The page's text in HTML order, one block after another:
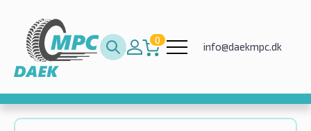
0
info@daekmpc.dk